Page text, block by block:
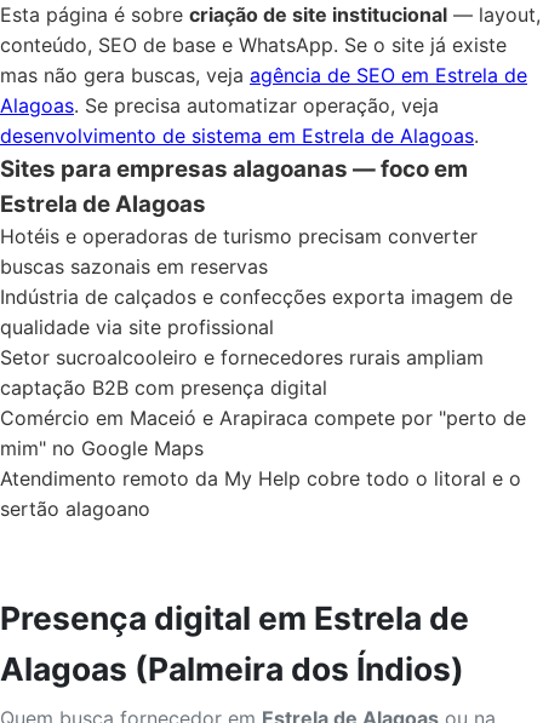
Esta página é sobre criação de site institucional — layout,
conteúdo, SEO de base e WhatsApp. Se o site já existe
mas não gera buscas, veja agência de SEO em Estrela de
Alagoas. Se precisa automatizar operação, veja
desenvolvimento de sistema em Estrela de Alagoas.
Sites para empresas alagoanas — foco em
Estrela de Alagoas
Hotéis e operadoras de turismo precisam converter
buscas sazonais em reservas
Indústria de calçados e confecções exporta imagem de
qualidade via site profissional
Setor sucroalcooleiro e fornecedores rurais ampliam
captação B2B com presença digital
Comércio em Maceió e Arapiraca compete por "perto de
mim" no Google Maps
Atendimento remoto da My Help cobre todo o litoral e o
sertão alagoano
Presença digital em Estrela de
Alagoas (Palmeira dos Índios)
Quem busca fornecedor em Estrela de Alagoas ou na